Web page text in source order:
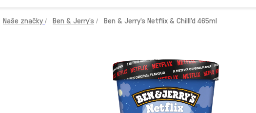
Naše značky Ben & Jerry’s Ben & Jerry's Netflix & Chilll’d 465ml